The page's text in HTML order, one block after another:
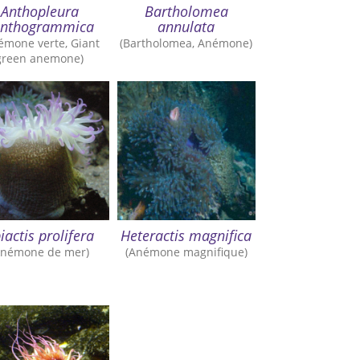
Anthopleura
verte, Giant
anemone)
Bartholomea
annulata
(Bartholomea, Anémone)
prolifera
de mer)
Heteractis magnifica
(Anémone magnifique)